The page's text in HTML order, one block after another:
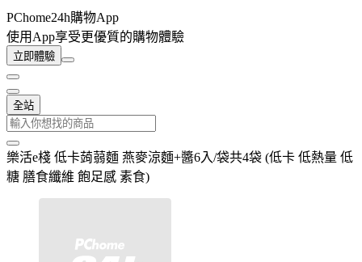
PChome24h購物App
使用App享受更優質的購物體驗
立即體驗
全站
樂活e棧 低卡蒟蒻麵 燕麥涼麵+醬6入/袋共4袋 (低卡 低熱量 低
糖 膳食纖維 飽足感 素食)